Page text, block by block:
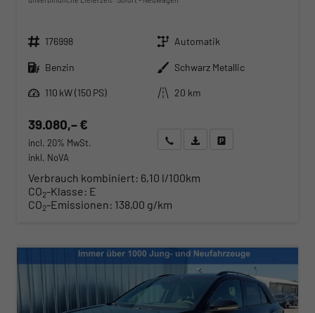
Fahrzeugnr. 176998 Getriebe Automatik
Kraftstoff Benzin Außenfarbe Schwarz Metallic
Leistung
110 kW (150 PS) Kilometerstand 20 km
39.080,– €
incl. 20% MwSt.
inkl. NoVA
Wir rufen Sie anAngebot drucken (PDF)
Verbrauch kombiniert: 6,10 l/100km
CO2-Klasse: E
CO2-Emissionen: 138,00 g/km